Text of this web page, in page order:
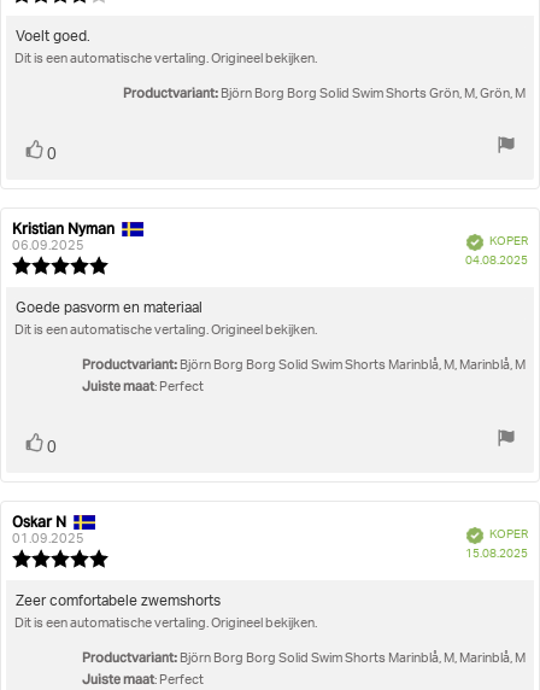
beoordeling:
Beoordelingstekst:
Voelt goed.
Dit is een automatische vertaling. Origineel bekijken.
Productvariant: Björn Borg Borg Solid Swim Shorts Grön, M, Grön, M
Stem
0
Auteur
van
deze
beoordeling:
Kristian Nyman
06.09.2025
uit
Geverifieerd
KOPER
04.08.2025
Beoordelingstekst:
Goede pasvorm en materiaal
Dit is een automatische vertaling. Origineel bekijken.
Productvariant: Björn Borg Borg Solid Swim Shorts Marinblå, M, Marinblå, M
Juiste maat: Perfect
Stem
0
Auteur
van
deze
beoordeling:
Oskar N
01.09.2025
uit
Geverifieerd
KOPER
15.08.2025
Beoordelingstekst:
Zeer comfortabele zwemshorts
Dit is een automatische vertaling. Origineel bekijken.
Productvariant: Björn Borg Borg Solid Swim Shorts Marinblå, M, Marinblå, M
Juiste maat: Perfect